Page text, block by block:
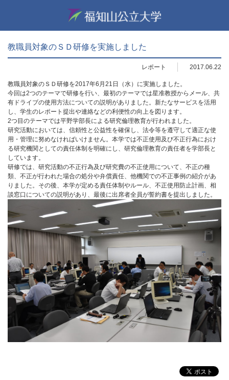
教職員対象のＳＤ研修を実施しました
レポート 2017.06.22
教職員対象のＳＤ研修を2017年6月21日（水）に実施しました。
今回は2つのテーマで研修を行い、最初のテーマでは星准教授からメール、共
有ドライブの使用方法についての説明がありました。新たなサービスを活用
し、学生のレポート提出や連絡などの利便性の向上を図ります。
2つ目のテーマでは平野学部長による研究倫理教育が行われました。
研究活動においては、信頼性と公益性を確保し、法令等を遵守して適正な使
用・管理に努めなければいけません。本学では不正使用及び不正行為におけ
る研究機関としての責任体制を明確にし、研究倫理教育の責任者を学部長と
しています。
研修では、研究活動の不正行為及び研究費の不正使用について、不正の種
類、不正が行われた場合の処分や弁償責任、他機関での不正事例の紹介があ
りました。その後、本学が定める責任体制やルール、不正使用防止計画、相
談窓口についての説明があり、最後に出席者全員が誓約書を提出しました。